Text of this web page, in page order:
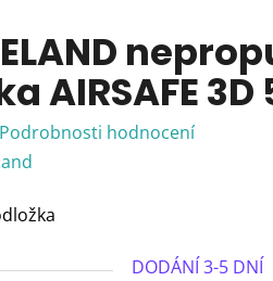
AIRSAFE
Podrobnosti hodnocení
DODÁNÍ 3-5 DNÍ